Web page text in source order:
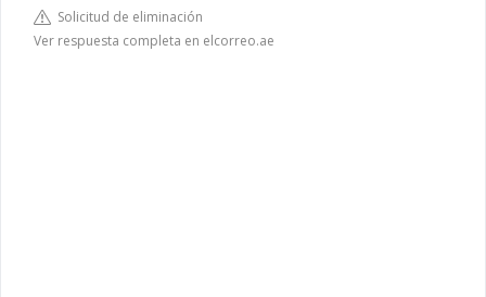
Solicitud de eliminación
Ver respuesta completa en elcorreo.ae